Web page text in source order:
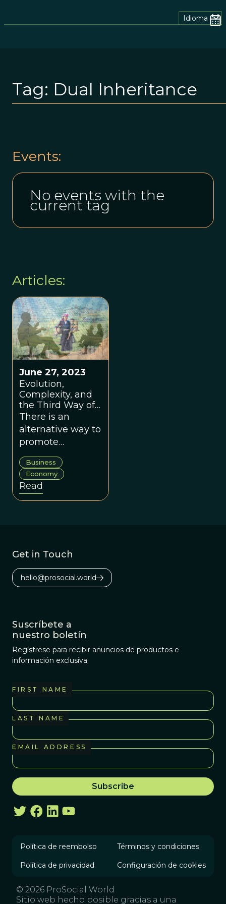
Idioma
Tag: Dual Inheritance
Events:
No events with the
current tag
Articles:
June 27, 2023
Evolution,
Complexity, and
the Third Way of
Development: A
Conversation with
Scott Peters
There is an
alternative way to
promote
development so
governments and
other agencies
can produce
Business
Economy
Read
Get in Touch
hello@prosocial.world
Suscríbete a
nuestro boletín
Regístrese para recibir anuncios de productos e
información exclusiva
FIRST NAME
LAST NAME
EMAIL ADDRESS
Política de reembolso Términos y condiciones
Política de privacidad Configuración de cookies
© 2026 ProSocial World
Sitio web hecho posible gracias a una